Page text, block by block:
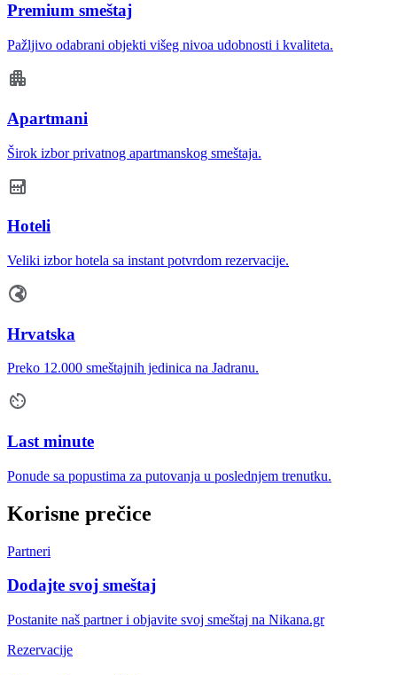
Premium smeštaj
Pažljivo odabrani objekti višeg nivoa udobnosti i kvaliteta.
Apartmani
Širok izbor privatnog apartmanskog smeštaja.
Hoteli
Veliki izbor hotela sa instant potvrdom rezervacije.
Hrvatska
Preko 12.000 smeštajnih jedinica na Jadranu.
Last minute
Ponude sa popustima za putovanja u poslednjem trenutku.
Korisne prečice
Partneri
Dodajte svoj smeštaj
Postanite naš partner i objavite svoj smeštaj na Nikana.gr
Rezervacije